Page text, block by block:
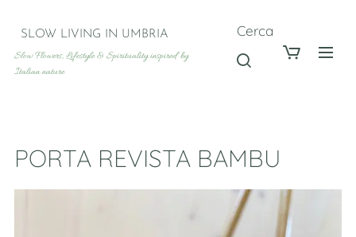
SLOW LIVING IN UMBRIA
Slow Flowers, Lifestyle & Spirituality inspired by
Italian nature
Cerca
PORTA REVISTA BAMBU